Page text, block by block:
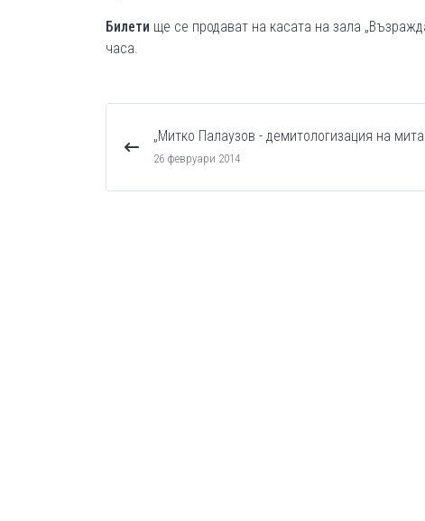
Билети ще се продават на касата на зала
часа.
„Митко Палаузов - демитологизация на
26 февруари 2014